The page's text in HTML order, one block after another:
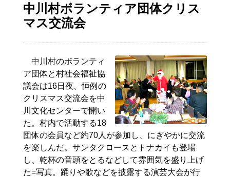
中川村ボランティア団体クリス
マス交流会
中川村のボランティ
ア団体と村社会福祉協
議会は16日夜、恒例の
クリスマス交流会を中
川文化センターで開い
た。村内で活動する18
団体の会員など約70人が参加し、にぎやかに交流
を楽しんだ。サンタクロースとトナカイも登場
し、乾杯の音頭をとるなどして雰囲気を盛り上げ
た=写真。踊りや歌などを披露する演芸大会が行